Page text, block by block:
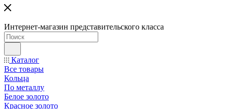
Интернет-магазин представительского класса
Каталог
Все товары
Кольца
По металлу
Белое золото
Красное золото